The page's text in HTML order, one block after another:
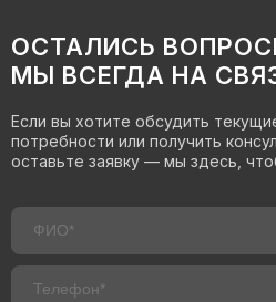
ОСТАЛИСЬ
МЫ ВСЕГДА НА
Если вы хотите обсудить
потребности или получить
оставьте заявку — мы здесь,